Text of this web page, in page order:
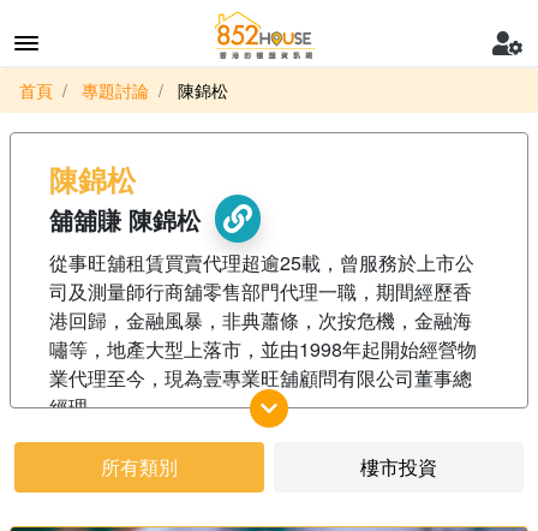
首頁 專題討論 陳錦松
陳錦松
舖舖賺 陳錦松
從事旺舖租賃買賣代理超逾25載，曾服務於上市公
司及測量師行商舖零售部門代理一職，期間經歷香
港回歸，金融風暴，非典蕭條，次按危機，金融海
嘯等，地產大型上落市，並由1998年起開始經營物
業代理至今，現為壹專業旺舖顧問有限公司董事總
經理
所有類別 樓市投資